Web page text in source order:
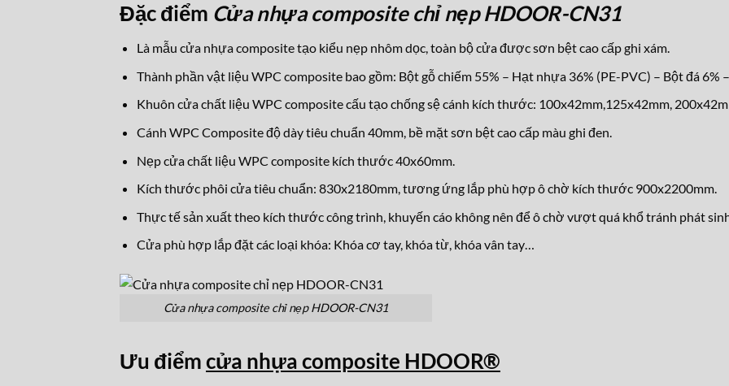
Đặc điểm Cửa nhựa composite chỉ nẹp HDOOR-CN31
Là mẫu cửa nhựa composite tạo kiểu nẹp nhôm dọc, toàn bộ cửa được sơn bệt cao cấp ghi xám.
Thành phần vật liệu WPC composite bao gồm: Bột gỗ chiếm 55% – Hạt nhựa 36% (PE-PVC) – Bột đá 6%
Khuôn cửa chất liệu WPC composite cấu tạo chống sệ cánh kích thước: 100x42mm,125x42mm,
Cánh WPC Composite độ dày tiêu chuẩn 40mm, bề mặt sơn bệt cao cấp màu ghi đen.
Nẹp cửa chất liệu WPC composite kích thước 40x60mm.
Kích thước phôi cửa tiêu chuẩn: 830x2180mm, tương ứng lắp phù hợp ô chờ kích thước 900x2200mm.
Thực tế sản xuất theo kích thước công trình, khuyến cáo không nên để ô chờ vượt quá khổ tránh phát
Cửa phù hợp lắp đặt các loại khóa: Khóa cơ tay, khóa từ, khóa vân tay…
Cửa nhựa composite chỉ nẹp HDOOR-CN31
Ưu điểm cửa nhựa composite HDOOR®